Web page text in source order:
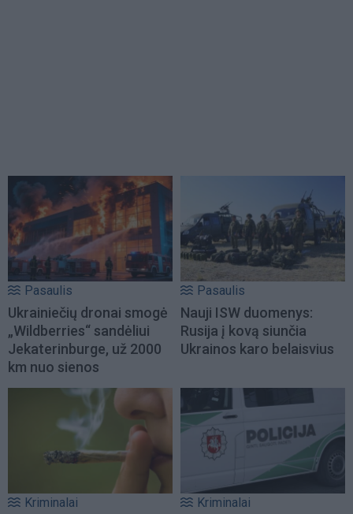
Pasaulis
Ukrainiečių dronai smogė
„Wildberries“ sandėliui
Jekaterinburge, už 2000
km nuo sienos
Pasaulis
Nauji ISW duomenys:
Rusija į kovą siunčia
Ukrainos karo belaisvius
Kriminalai Kriminalai